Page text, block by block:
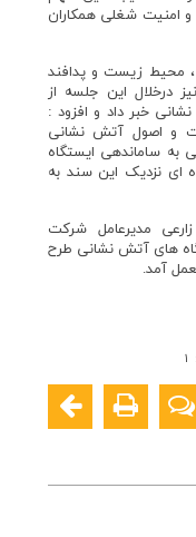
امنیت شغلی همکاران
محیط زیست و پدافند
درخلال این جلسه از
خبر داد و افزود :
و اصول آتش نشانی
ساماندهی ایستگاه
ای نزدیک این سند به
مدیرعامل شرکت
های آتش نشانی طرح
آمد.
۱